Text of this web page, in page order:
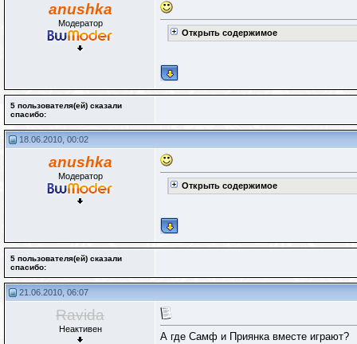
anushka
Модератор
Открыть содержимое
5 пользователя(ей) сказали
cпасибо:
18.06.2010, 00:02
anushka
Модератор
Открыть содержимое
5 пользователя(ей) сказали
cпасибо:
21.06.2010, 06:07
Ravida
Неактивен
А где Самф и Приянка вместе играют?